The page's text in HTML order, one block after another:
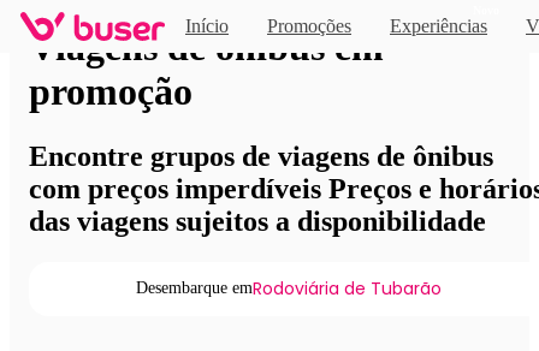
Início Promoções Experiências
Viagens de ônibus em
promoção
Encontre grupos de viagens de ônibus
com preços imperdíveis Preços e
das viagens sujeitos a disponibilidade
Desembarque emRodoviária de Tubarão